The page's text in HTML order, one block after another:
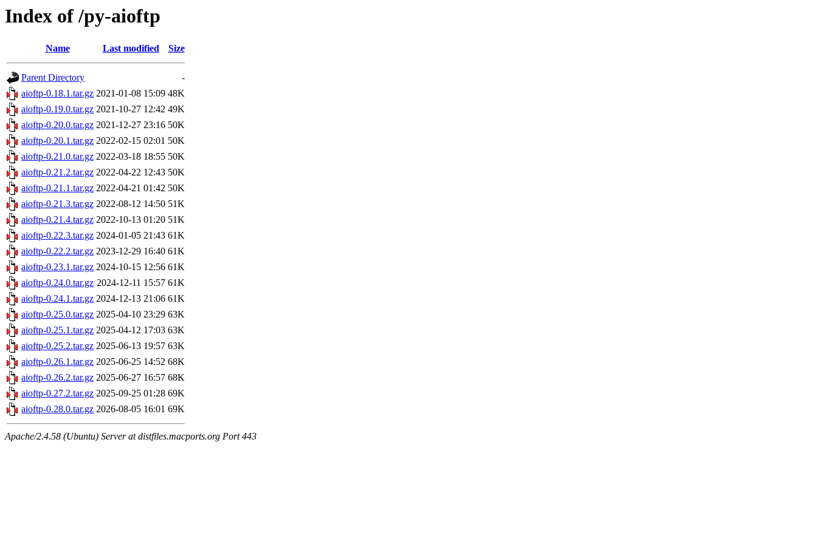
Index of /py-aioftp
Name Last modified Size
Parent Directory
-
aioftp-0.18.1.tar.gz 2021-01-08 15:09 48K
aioftp-0.19.0.tar.gz 2021-10-27 12:42 49K
aioftp-0.20.0.tar.gz 2021-12-27 23:16 50K
aioftp-0.20.1.tar.gz 2022-02-15 02:01 50K
aioftp-0.21.0.tar.gz 2022-03-18 18:55 50K
aioftp-0.21.2.tar.gz 2022-04-22 12:43 50K
aioftp-0.21.1.tar.gz 2022-04-21 01:42 50K
aioftp-0.21.3.tar.gz 2022-08-12 14:50 51K
aioftp-0.21.4.tar.gz 2022-10-13 01:20 51K
aioftp-0.22.3.tar.gz 2024-01-05 21:43 61K
aioftp-0.22.2.tar.gz 2023-12-29 16:40 61K
aioftp-0.23.1.tar.gz 2024-10-15 12:56 61K
aioftp-0.24.0.tar.gz 2024-12-11 15:57 61K
aioftp-0.24.1.tar.gz 2024-12-13 21:06 61K
aioftp-0.25.0.tar.gz 2025-04-10 23:29 63K
aioftp-0.25.1.tar.gz 2025-04-12 17:03 63K
aioftp-0.25.2.tar.gz 2025-06-13 19:57 63K
aioftp-0.26.1.tar.gz 2025-06-25 14:52 68K
aioftp-0.26.2.tar.gz 2025-06-27 16:57 68K
aioftp-0.27.2.tar.gz 2025-09-25 01:28 69K
aioftp-0.28.0.tar.gz 2026-08-05 16:01 69K
Apache/2.4.58 (Ubuntu) Server at distfiles.macports.org Port 443